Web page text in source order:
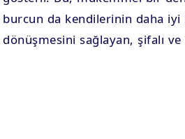
burcun da kendilerinin daha
dönüşmesini sağlayan, şifalı